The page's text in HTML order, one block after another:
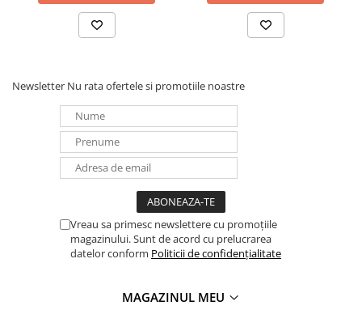
Accesorii
Frigidere portabile
Racire/Incalzire
Statii energie portabile
Intrerupatoare si prize
structurata
Tablouri electrice
Laptop & PC accesorii, baterii,
Newsletter Nu rata ofertele si promotiile noastre
Vreau sa primesc newslettere cu promoțiile
magazinului. Sunt de acord cu prelucrarea
datelor conform Politicii de confidențialitate
MAGAZINUL MEU